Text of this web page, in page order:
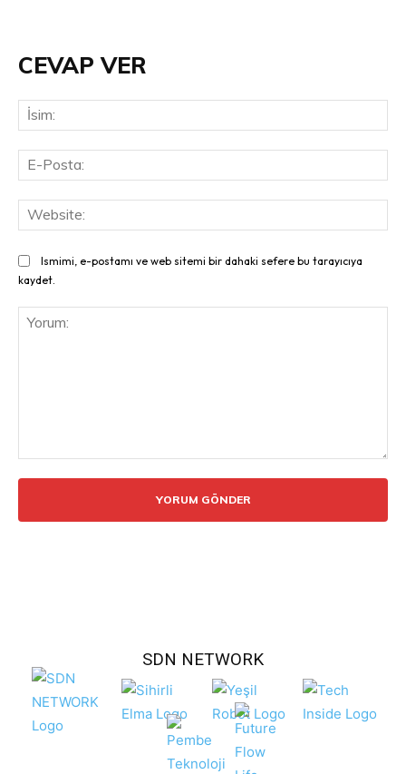
CEVAP VER
Ismimi, e-postamı ve web sitemi bir dahaki sefere bu tarayıcıya
kaydet.
SDN NETWORK